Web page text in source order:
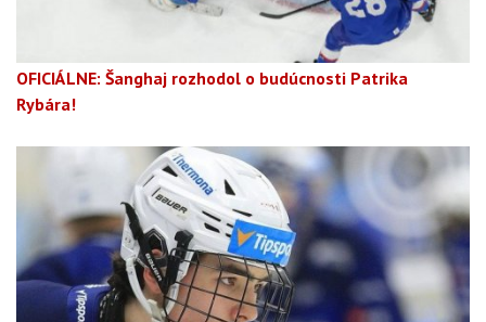
OFICIÁLNE: Šanghaj rozhodol o budúcnosti Patrika
Rybára!